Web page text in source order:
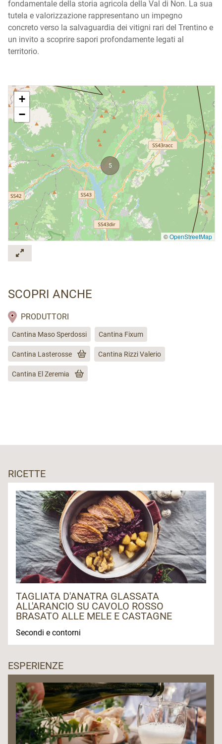
fondamentale della storia agricola della Val di Non. La sua
tutela e valorizzazione rappresentano un impegno
concreto verso la salvaguardia dei vitigni rari del Trentino e
un invito a scoprire sapori profondamente legati al
territorio.
5
+
−
©OpenStreetMap
SCOPRI ANCHE
PRODUTTORI
Cantina Maso Sperdossi Cantina Fixum
Cantina Lasterosse Cantina Rizzi Valerio
Cantina El Zeremia
RICETTE
TAGLIATA D'ANATRA GLASSATA
ALL'ARANCIO SU CAVOLO ROSSO
BRASATO ALLE MELE E CASTAGNE
Secondi e contorni
ESPERIENZE